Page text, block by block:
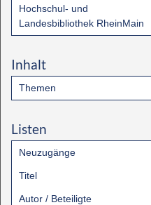
Hochschul- und
Landesbibliothek RheinMain
Inhalt
Themen
Listen
Neuzugänge
Titel
Autor / Beteiligte